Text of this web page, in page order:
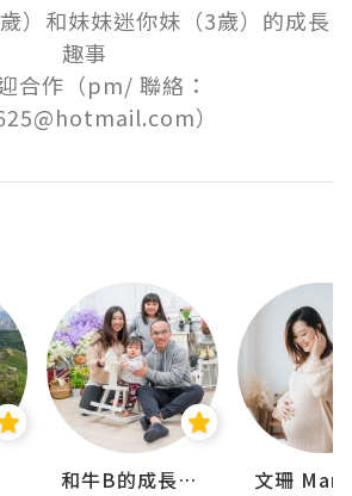
）和妹妹迷你妹（3歲）的成長
趣事
合作（pm/ 聯絡：
）
和牛B的成長日記 文珊